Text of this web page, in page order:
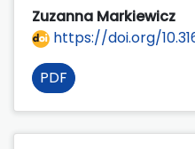
Zuzanna Markiewicz
https://doi.org/
PDF